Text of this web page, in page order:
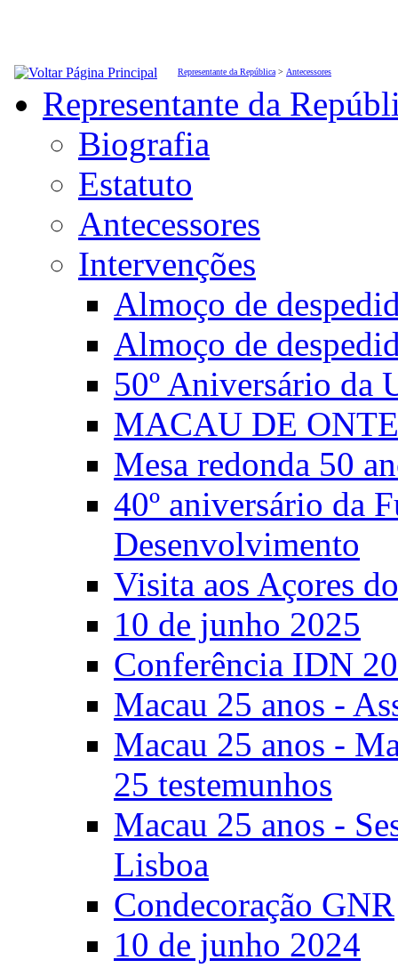
Representante da República > Antecessores
Representante da
Biografia
Estatuto
Antecessores
Intervenções
Almoço de
Almoço de
50º Aniversário da
MACAU DE
Mesa redonda 50
40º aniversário da
Desenvolvimento
Visita aos Açores
10 de junho 2025
Conferência IDN
Macau 25 anos -
Macau 25 anos -
25 testemunhos
Macau 25 anos -
Lisboa
Condecoração GNR
10 de junho 2024